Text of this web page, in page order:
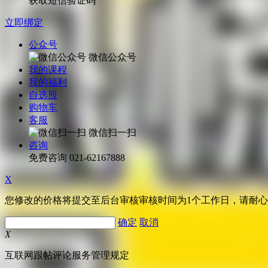
立即绑定
公众号
微信公众号
我的课程
我的福利
自选股
购物车
客服
微信扫一扫
咨询
免费咨询 021-62167888
X
您修改的价格将提交至后台审核审核时间为1个工作日，请耐
确定 取消
X
互联网跟帖评论服务管理规定